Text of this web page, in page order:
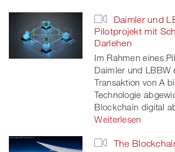
Daimler und
Pilotprojekt mit
Darlehen
Im Rahmen eines
Daimler und LBBW
Transaktion von A
Technologie
Blockchain digital
Weiterlesen
The